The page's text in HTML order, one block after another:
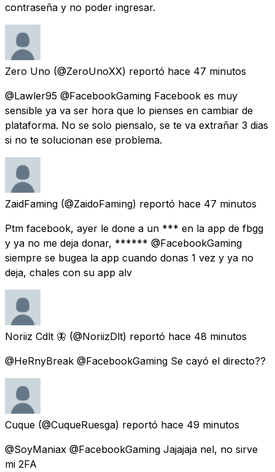
contraseña y no poder ingresar.
Zero Uno (@ZeroUnoXX) reportó hace 47 minutos
@Lawler95 @FacebookGaming Facebook es muy
sensible ya va ser hora que lo pienses en cambiar de
plataforma. No se solo piensalo, se te va extrañar 3 dias
si no te solucionan ese problema.
ZaidFaming (@ZaidoFaming) reportó hace 47 minutos
Ptm facebook, ayer le done a un *** en la app de fbgg
y ya no me deja donar, ****** @FacebookGaming
siempre se bugea la app cuando donas 1 vez y ya no
deja, chales con su app alv
Noriiz Cdlt 🦋 (@NoriizDlt) reportó hace 48 minutos
@HeRnyBreak @FacebookGaming Se cayó el directo??
Cuque (@CuqueRuesga) reportó hace 49 minutos
@SoyManiax @FacebookGaming Jajajaja nel, no sirve
mi 2FA